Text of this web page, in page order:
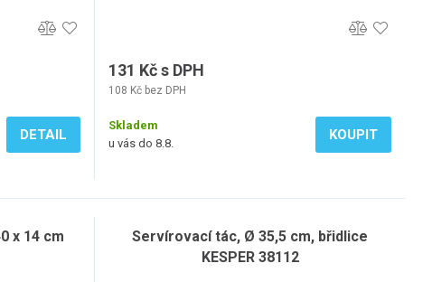
DETAIL
131 Kč s DPH
108 Kč bez DPH
Skladem
u vás do 8.8.
KOUPIT
x 14 cm
Servírovací tác, Ø 35,5 cm, břidlice
KESPER 38112